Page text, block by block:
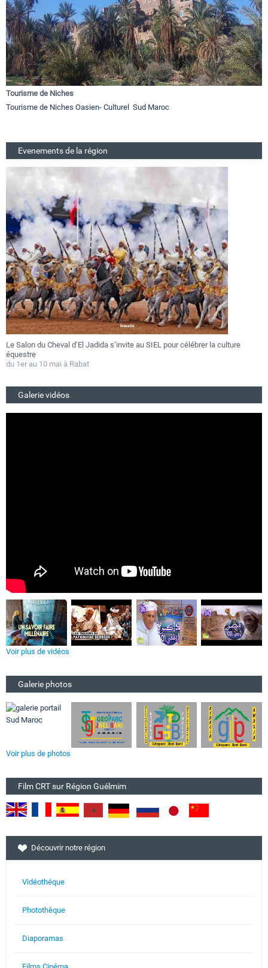
Tourisme de Niches
Tourisme de Niches Oasien- Culturel Sud Maroc
Evenements de la région
d’El Jadida s’invite au SIEL pour célébrer la culture
à Rabat
Festival Gnaoua
Galerie vidéos
Voir plus de vidéos
Galerie photos
Voir plus de photos
Film CRT sur Région Guélmim
Découvrir notre région
Vidéothéque
Photothèque
Diaporamas